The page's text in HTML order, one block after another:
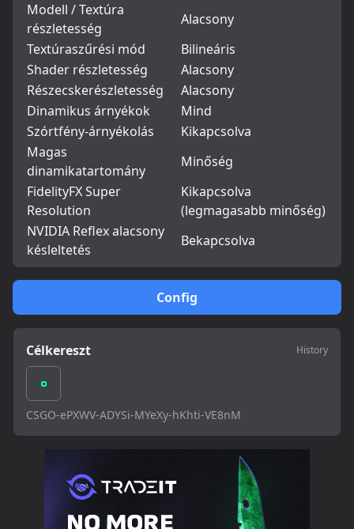
Config
Célkereszt History
CSGO-ePXWV-ADYSi-MYeXy-hKhti-VE8nM
Modell / Textúra
részletesség
Alacsony
Textúraszűrési mód
Bilineáris
Shader részletesség
Alacsony
Részecskerészletesség
Alacsony
Dinamikus árnyékok
Mind
Szórtfény-árnyékolás
Kikapcsolva
Magas
dinamikatartomány
Minőség
FidelityFX Super
Resolution
Kikapcsolva
(legmagasabb minőség)
NVIDIA Reflex alacsony
késleltetés
Bekapcsolva